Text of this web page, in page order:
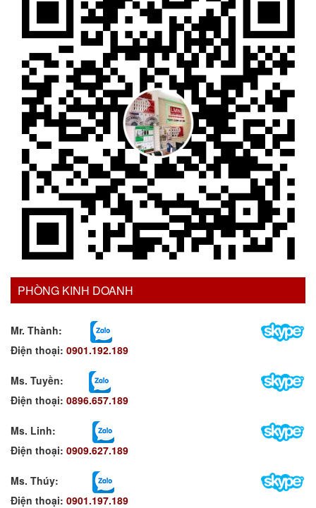
PHÒNG KINH DOANH
Mr. Thành:
Điện thoại: 0901.192.189
Ms. Tuyền:
Điện thoại: 0896.657.189
Ms. Linh:
Điện thoại: 0909.627.189
Ms. Thúy:
Điện thoại: 0901.197.189